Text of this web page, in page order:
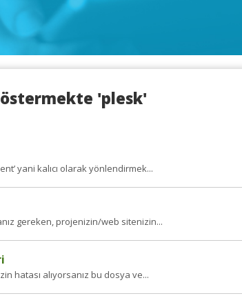
'plesk'
yani kalıcı olarak yönlendirmek...
gereken, projenizin/web sitenizin...
hatası alıyorsanız bu dosya ve...